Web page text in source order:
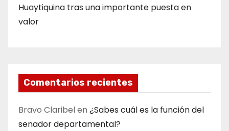
Huaytiquina tras una importante puesta en
valor
Comentarios recientes
Bravo Claribelen ¿Sabes cuál es la función del
senador departamental?